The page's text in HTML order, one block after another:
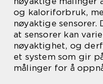
og kaloriforbruk,
nøyaktige sensorer.
at sensorer kan
nøyaktighet, og
et system som gir
målinger for å